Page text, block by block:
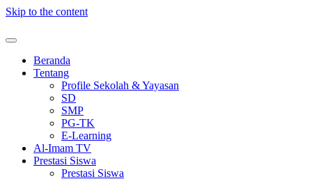
Skip to the content
Beranda
Tentang
Profile Sekolah & Yayasan
SD
SMP
PG-TK
E-Learning
Al-Imam TV
Prestasi Siswa
Prestasi Siswa